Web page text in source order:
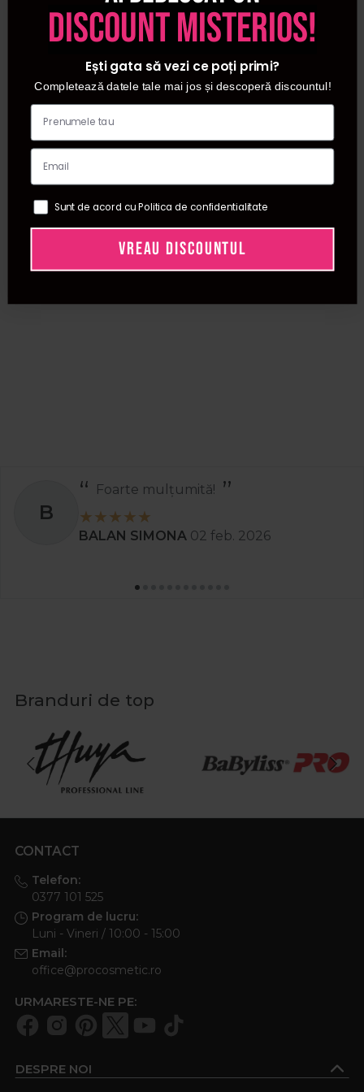
produsele necesare in realizarea acestora.
Va punem la dispozitie produse profesionale pentru
ingrijirea unghiilor, dar si tot ce tine de domeniul acesta.
Fie ca vorbim despre unghii cu gel, cu oja
semipermanenta sau cu oja traditionala pe
www.procosmetic.ro gasesti tot ce ai nevoie. Produsele
profesionale furnizate de Procosmetic sunt intalnite in
saloanele renumite din tara, sunt produse de top care
B
Foarte mulțumită!
BALAN SIMONA 02 feb. 2026
Branduri de top
CONTACT
Telefon:
0377 101 525
Program de lucru:
Luni - Vineri / 10:00 - 15:00
Email:
office@procosmetic.ro
URMARESTE-NE PE:
DESPRE NOI
discount misterios!
Ești gata să vezi ce poți primi?
Completează datele tale mai jos și descoperă discountul!
Sunt de acord cu Politica de confidentialitate
VREAU DISCOUNTUL